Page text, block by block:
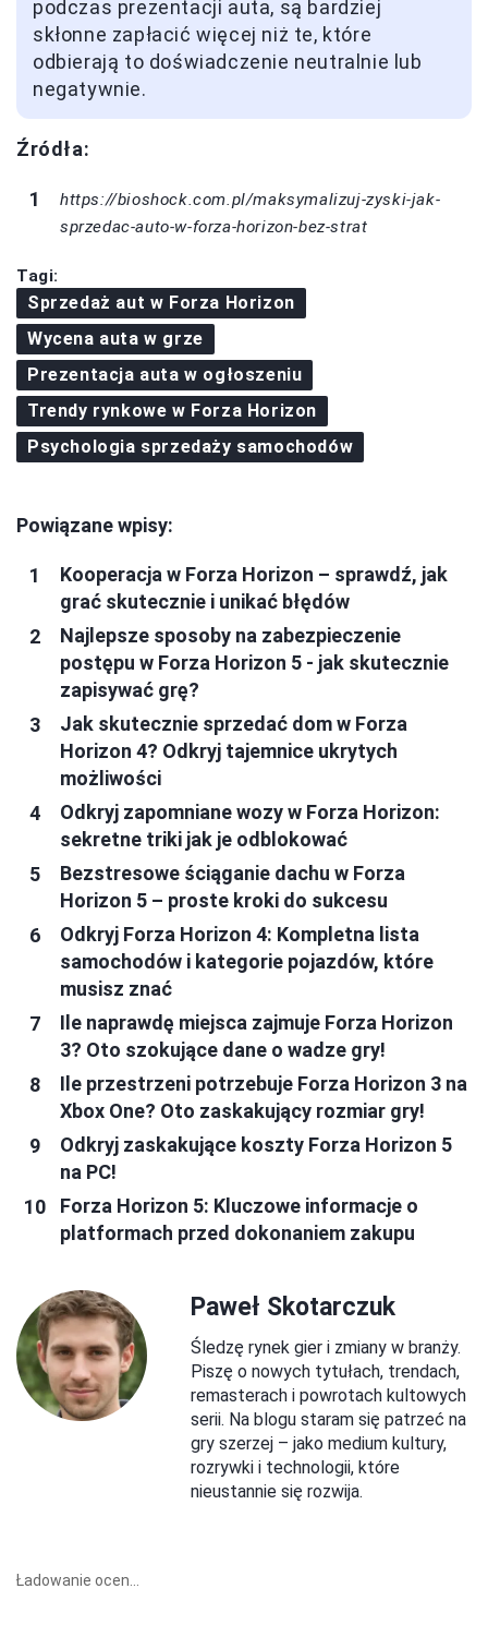
podczas prezentacji auta, są bardziej
skłonne zapłacić więcej niż te, które
odbierają to doświadczenie neutralnie lub
negatywnie.
Źródła:
https://bioshock.com.pl/maksymalizuj-zyski-jak-
sprzedac-auto-w-forza-horizon-bez-strat
Tagi:
Sprzedaż aut w Forza Horizon
Wycena auta w grze
Prezentacja auta w ogłoszeniu
Trendy rynkowe w Forza Horizon
Psychologia sprzedaży samochodów
Powiązane wpisy:
Kooperacja w Forza Horizon – sprawdź, jak
grać skutecznie i unikać błędów
Najlepsze sposoby na zabezpieczenie
postępu w Forza Horizon 5 - jak skutecznie
zapisywać grę?
Jak skutecznie sprzedać dom w Forza
Horizon 4? Odkryj tajemnice ukrytych
możliwości
Odkryj zapomniane wozy w Forza Horizon:
sekretne triki jak je odblokować
Bezstresowe ściąganie dachu w Forza
Horizon 5 – proste kroki do sukcesu
Odkryj Forza Horizon 4: Kompletna lista
samochodów i kategorie pojazdów, które
musisz znać
Ile naprawdę miejsca zajmuje Forza Horizon
3? Oto szokujące dane o wadze gry!
Ile przestrzeni potrzebuje Forza Horizon 3 na
Xbox One? Oto zaskakujący rozmiar gry!
Odkryj zaskakujące koszty Forza Horizon 5
na PC!
Forza Horizon 5: Kluczowe informacje o
platformach przed dokonaniem zakupu
Paweł Skotarczuk
Śledzę rynek gier i zmiany w branży.
Piszę o nowych tytułach, trendach,
remasterach i powrotach kultowych
serii. Na blogu staram się patrzeć na
gry szerzej – jako medium kultury,
rozrywki i technologii, które
nieustannie się rozwija.
Ładowanie ocen...